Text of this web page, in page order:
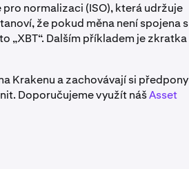
normalizaci (ISO), která udržuje
že pokud měna není spojena s
„XBT“. Dalším příkladem je zkratka
Krakenu a zachovávají si předpony
Doporučujeme využít nášAsset